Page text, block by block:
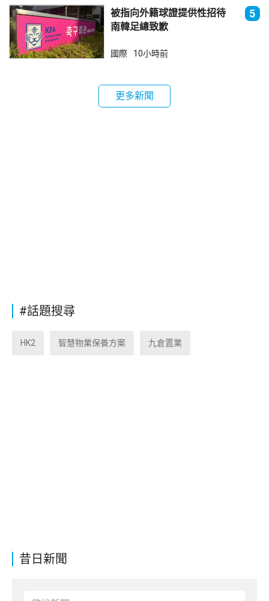
昔日新聞
被指向外籍球證提供性招待
南韓足總致歉
5
國際 10小時前
更多新聞
#話題搜尋
HK2 智慧物業保養方案 九倉置業